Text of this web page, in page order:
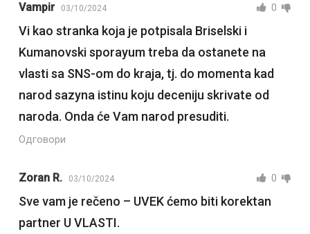
Vampir 03/10/2024 0
Vi kao stranka koja je potpisala Briselski i
Kumanovski sporayum treba da ostanete na
vlasti sa SNS-om do kraja, tj. do momenta kad
narod sazyna istinu koju deceniju skrivate od
naroda. Onda će Vam narod presuditi.
Одговори
Zoran R. 03/10/2024 0
Sve vam je rečeno – UVEK ćemo biti korektan
partner U VLASTI.